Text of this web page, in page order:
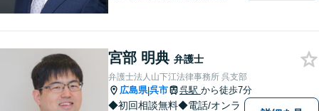
し、高度な問題にも対応いた
します。まずはご相談を！
宮部 明典 弁護士
弁護士法人山下江法律事務所 呉支部
広島県|呉市 呉駅 から徒歩7分
◆初回相談無料◆電話/オンラ